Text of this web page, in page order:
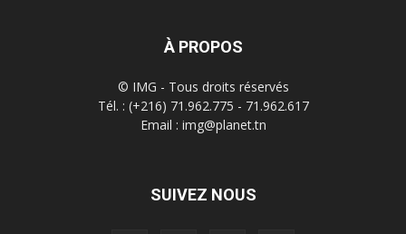
À PROPOS
© IMG - Tous droits réservés
Tél. : (+216) 71.962.775 - 71.962.617
Email : img@planet.tn
SUIVEZ NOUS